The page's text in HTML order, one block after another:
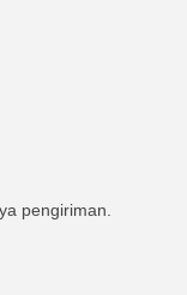
pengiriman.